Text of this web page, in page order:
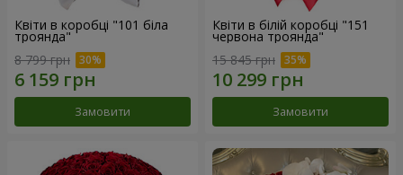
Квіти в коробці "101 біла
троянда"
8 799 грн
Замовити
Квіти в білій коробці "151
червона троянда"
15 845 грн
Замовити